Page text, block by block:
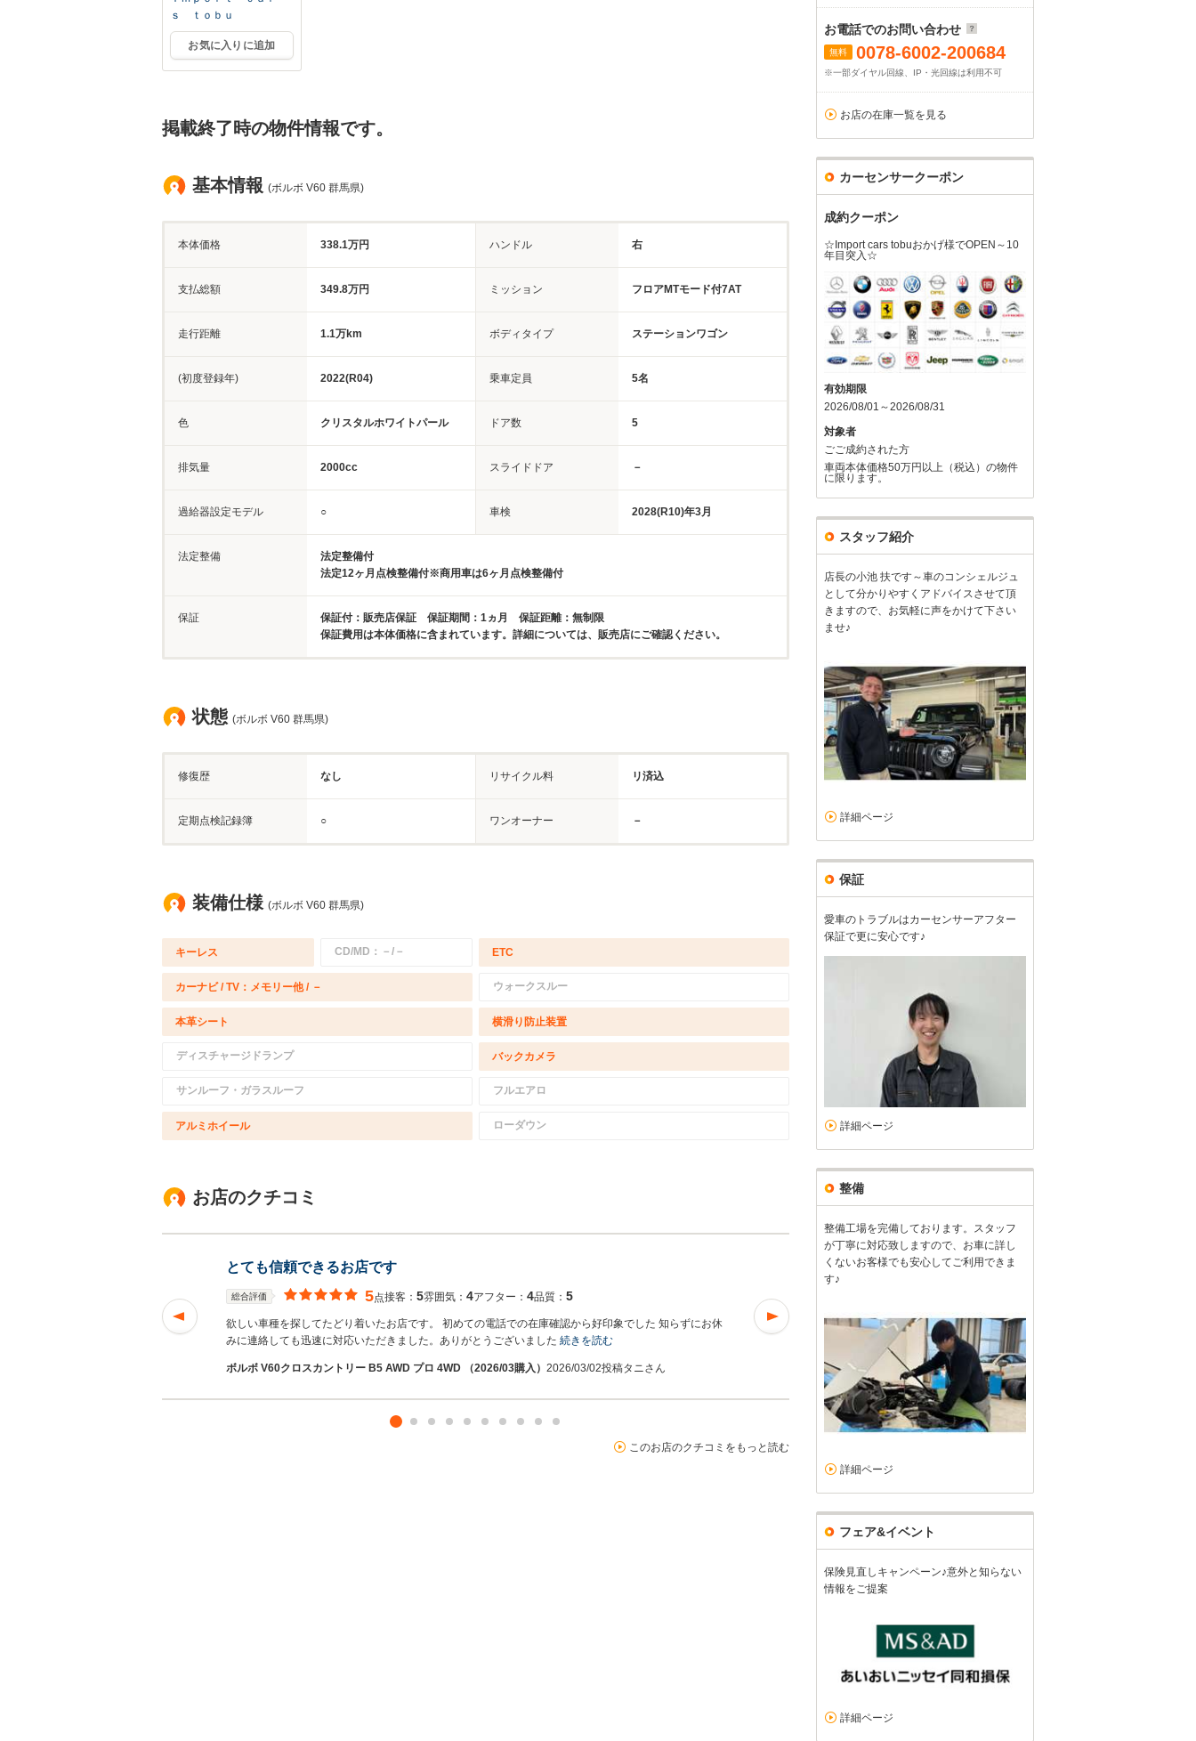
ｓ ｔｏｂｕ
お気に入りに追加
掲載終了時の物件情報です。
基本情報 (ボルボ V60 群馬県)
本体価格 338.1万円 ハンドル 右
支払総額 349.8万円 ミッション フロアMTモード付7AT
走行距離 1.1万km ボディタイプ ステーションワゴン
(初度登録年) 2022(R04) 乗車定員 5名
色 クリスタルホワイトパール ドア数 5
排気量 2000cc スライドドア －
過給器設定モデル ○ 車検 2028(R10)年3月
法定整備
法定整備付
法定12ヶ月点検整備付※商用車は6ヶ月点検整備付
保証
保証付：販売店保証 保証期間：1ヵ月 保証距離：無制限
保証費用は本体価格に含まれています。詳細については、販売店にご確認ください。
状態 (ボルボ V60 群馬県)
修復歴 なし リサイクル料 リ済込
定期点検記録簿 ○ ワンオーナー －
装備仕様 (ボルボ V60 群馬県)
キーレス CD/MD：－/－ ETC
カーナビ / TV：メモリー他 / － ウォークスルー
本革シート 横滑り防止装置
ディスチャージドランプ バックカメラ
サンルーフ・ガラスルーフ フルエアロ
アルミホイール ローダウン
お店のクチコミ
とても信頼できるお店です
総合評価 5点接客： 5雰囲気： 4アフター： 4品質： 5
欲しい車種を探してたどり着いたお店です。 初めての電話での在庫確認から好印象でした 知らずにお休
みに連絡しても迅速に対応いただきました。ありがとうございました 続きを読む
ボルボ V60クロスカントリー B5 AWD プロ 4WD （2026/03購入） 2026/03/02投稿タニさん
頼りになります
全体的に頼りになって困った時にすぐ相談してます。 接客も丁寧で満
トヨタ ヤリスクロス（2024/10購入）
このお店のクチコミをもっと読む
お電話でのお問い合わせ
無料 0078-6002-200684
※一部ダイヤル回線、IP・光回線は利用不可
お店の在庫一覧を見る
カーセンサークーポン
成約クーポン
☆Import cars tobuおかげ様でOPEN～10
年目突入☆
有効期限
2026/08/01～2026/08/31
対象者
ごご成約された方
車両本体価格50万円以上（税込）の物件
に限ります。
スタッフ紹介
店長の小池 扶です～車のコンシェルジュ
として分かりやすくアドバイスさせて頂
きますので、お気軽に声をかけて下さい
ませ♪
詳細ページ
保証
愛車のトラブルはカーセンサーアフター
保証で更に安心です♪
詳細ページ
整備
整備工場を完備しております。スタッフ
が丁寧に対応致しますので、お車に詳し
くないお客様でも安心してご利用できま
す♪
詳細ページ
フェア&イベント
保険見直しキャンペーン♪意外と知らない
情報をご提案
詳細ページ